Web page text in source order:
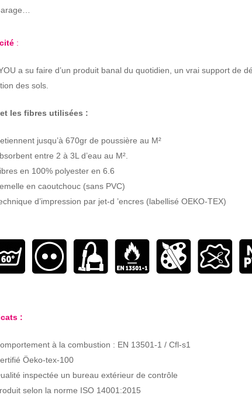
:
a su faire d’un produit banal du quotidien, un vrai support de
des sols.
les fibres utilisées :
jusqu’à 670gr de poussière au M²
entre 2 à 3L d’eau au M².
en 100% polyester en 6.6
en caoutchouc (sans PVC)
d’impression par jet-d ’encres (labellisé OEKO-TEX)
:
à la combustion : EN 13501-1 / Cfl-s1
Öeko-tex-100
inspectée un bureau extérieur de contrôle
selon la norme ISO 14001:2015